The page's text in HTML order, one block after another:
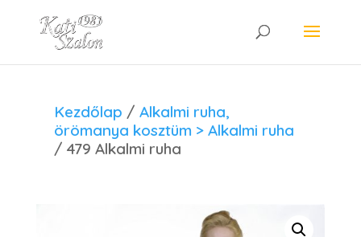
Kezdőlap /Alkalmi ruha,
örömanya kosztüm > Alkalmi ruha
/ 479 Alkalmi ruha